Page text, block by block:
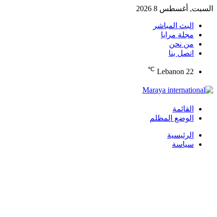
السبت, أغسطس 8 2026
البث المباشر
مجلة مرايا
من نحن
اتصل بنا
Lebanon 22
℃
القائمة
الوضع المظلم
الرئيسية
سياسة